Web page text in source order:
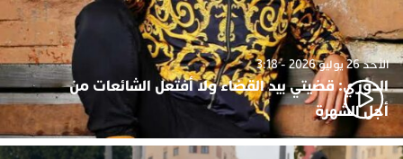
الأحد 26 يوليو 2026 - 3:18
الدوزي: قضيتي بيد القضاء ولا أفتعل الشائعات من
أجل الشهرة